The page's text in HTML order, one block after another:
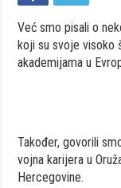
Već smo pisali o
koji su svoje visoko
akademijama u
Također, govorili
vojna karijera u
Hercegovine.